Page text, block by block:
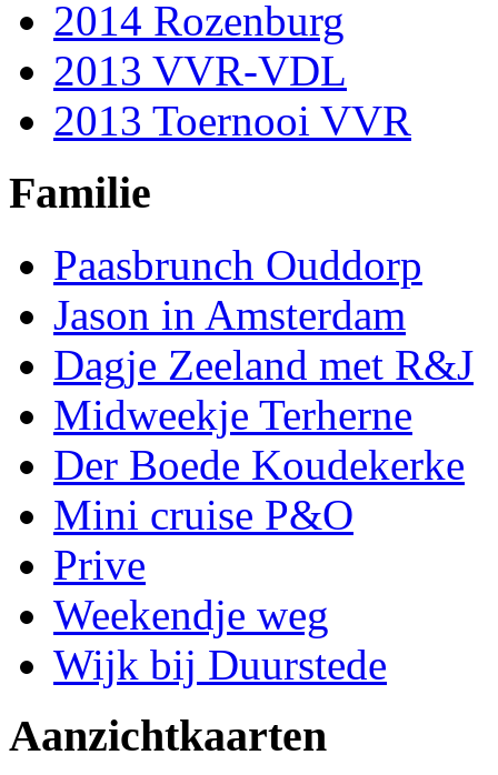
2014 Rozenburg
2013 VVR-VDL
2013 Toernooi VVR
Familie
Paasbrunch Ouddorp
Jason in Amsterdam
Dagje Zeeland met R&J
Midweekje Terherne
Der Boede Koudekerke
Mini cruise P&O
Prive
Weekendje weg
Wijk bij Duurstede
Aanzichtkaarten